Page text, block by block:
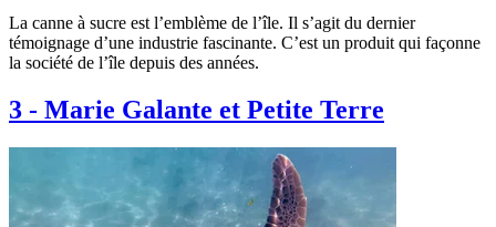
La canne à sucre est l’emblème de l’île. Il s’agit du dernier
témoignage d’une industrie fascinante. C’est un produit qui façonne
la société de l’île depuis des années.
3 - Marie Galante et Petite Terre